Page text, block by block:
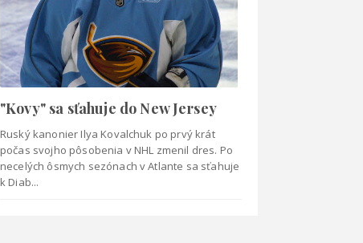
"Kovy" sa sťahuje do New Jersey
Ruský kanonier Ilya Kovalchuk po prvý krát
počas svojho pôsobenia v NHL zmenil dres. Po
necelých ôsmych sezónach v Atlante sa sťahuje
k Diab...